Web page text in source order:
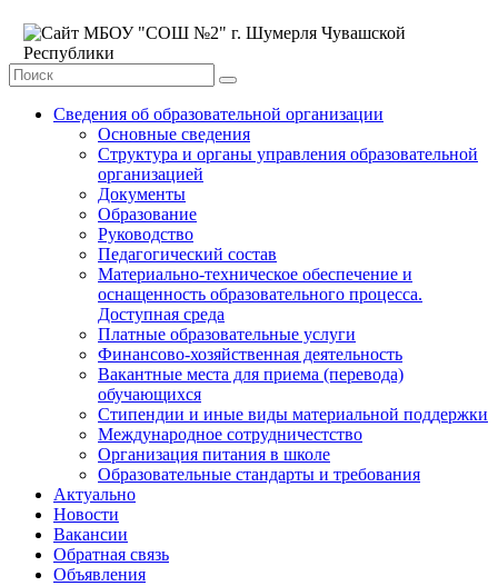
Сведения об образовательной организации
Основные сведения
Структура и органы управления образовательной
организацией
Документы
Образование
Руководство
Педагогический состав
Материально-техническое обеспечение и
оснащенность образовательного процесса.
Доступная среда
Платные образовательные услуги
Финансово-хозяйственная деятельность
Вакантные места для приема (перевода)
обучающихся
Стипендии и иные виды материальной поддержки
Международное сотрудничестство
Организация питания в школе
Образовательные стандарты и требования
Актуально
Новости
Вакансии
Обратная связь
Объявления